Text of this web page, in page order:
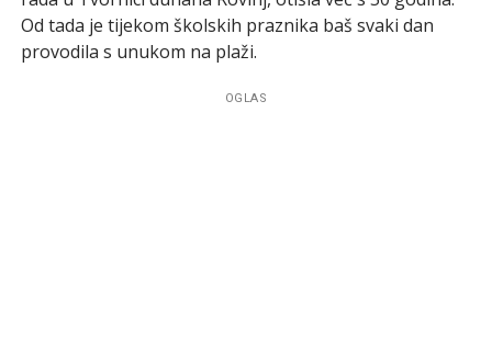
Od tada je tijekom školskih praznika baš svaki dan
provodila s unukom na plaži.
OGLAS